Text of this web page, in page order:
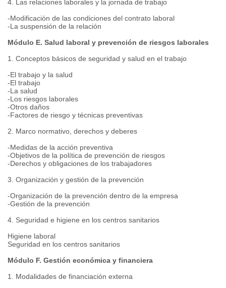
4. Las relaciones laborales y la jornada de trabajo
-Modificación de las condiciones del contrato laboral
-La suspensión de la relación
Módulo E. Salud laboral y prevención de riesgos laborales
1. Conceptos básicos de seguridad y salud en el trabajo
-El trabajo y la salud
-El trabajo
-La salud
-Los riesgos laborales
-Otros daños
-Factores de riesgo y técnicas preventivas
2. Marco normativo, derechos y deberes
-Medidas de la acción preventiva
-Objetivos de la política de prevención de riesgos
-Derechos y obligaciones de los trabajadores
3. Organización y gestión de la prevención
-Organización de la prevención dentro de la empresa
-Gestión de la prevención
4. Seguridad e higiene en los centros sanitarios
Higiene laboral
Seguridad en los centros sanitarios
Módulo F. Gestión económica y financiera
1. Modalidades de financiación externa